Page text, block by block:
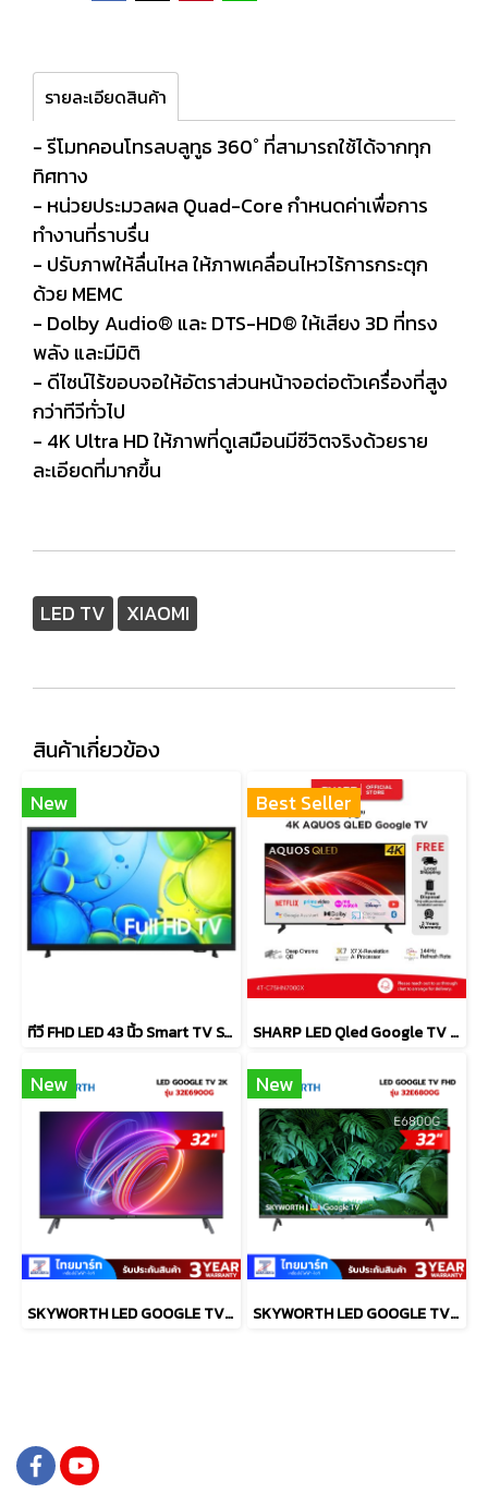
รายละเอียดสินค้า
- รีโมทคอนโทรลบลูทูธ 360˚ ที่สามารถใช้ได้จากทุก
ทิศทาง
- หน่วยประมวลผล Quad-Core กำหนดค่าเพื่อการ
ทำงานที่ราบรื่น
- ปรับภาพให้ลื่นไหล ให้ภาพเคลื่อนไหวไร้การกระตุก
ด้วย MEMC
- Dolby Audio® และ DTS-HD® ให้เสียง 3D ที่ทรง
พลัง และมีมิติ
- ดีไซน์ไร้ขอบจอให้อัตราส่วนหน้าจอต่อตัวเครื่องที่สูง
กว่าทีวีทั่วไป
- 4K Ultra HD ให้ภาพที่ดูเสมือนมีชีวิตจริงด้วยราย
ละเอียดที่มากขึ้น
LED TV XIAOMI
สินค้าเกี่ยวข้อง
New
ทีวี FHD LED 43 นิ้ว Smart TV SAMSUNG รุ่น UA43F6000FKXXT
Best Seller
SHARP LED Qled Google TV 4KTV รุ่น 4T-C75HN7000X
New
SKYWORTH LED GOOGLE TV 32 นิว รุ่น 32E6900G
New
SKYWORTH LED GOOGLE TV 32 นิว รุ่น 32E6800G